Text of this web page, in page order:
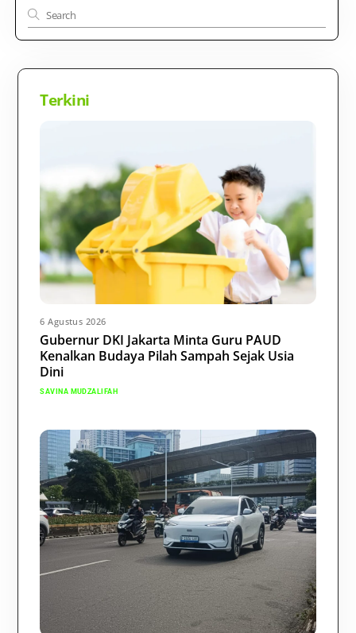
Terkini
6 Agustus 2026
Gubernur DKI Jakarta Minta Guru PAUD
Kenalkan Budaya Pilah Sampah Sejak Usia
Dini
SAVINA MUDZALIFAH